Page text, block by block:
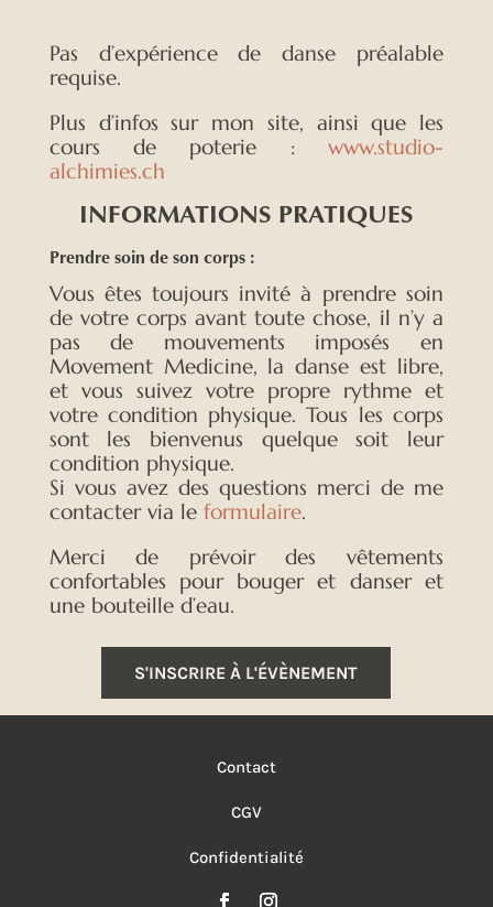
Pas d’expérience de danse préalable
requise.
Plus d’infos sur mon site, ainsi que les
cours de poterie :www.studio-
alchimies.ch
INFORMATIONS PRATIQUES
Prendre soin de son corps :
Vous êtes toujours invité à prendre soin
de votre corps avant toute chose, il n’y a
pas de mouvements imposés en
Movement Medicine, la danse est libre,
et vous suivez votre propre rythme et
votre condition physique. Tous les corps
sont les bienvenus quelque soit leur
condition physique.
Si vous avez des questions merci de me
contacter via le formulaire.
Merci de prévoir des vêtements
confortables pour bouger et danser et
une bouteille d’eau.
S'INSCRIRE À L'ÉVÈNEMENT
Contact
CGV
Confidentialité